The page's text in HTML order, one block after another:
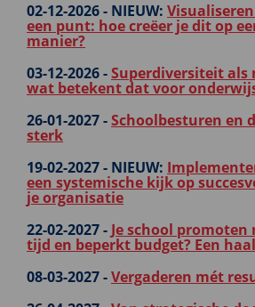
02-12-2026 - NIEUW:
een punt: hoe creëer je dit op
manier?
03-12-2026 -Superdiversiteit als
wat betekent dat voor
26-01-2027 -Schoolbesturen en
sterk
19-02-2027 - NIEUW:
een systemische kijk op
je organisatie
22-02-2027 - Je school
tijd en beperkt budget? Een
08-03-2027 -Vergaderen mét